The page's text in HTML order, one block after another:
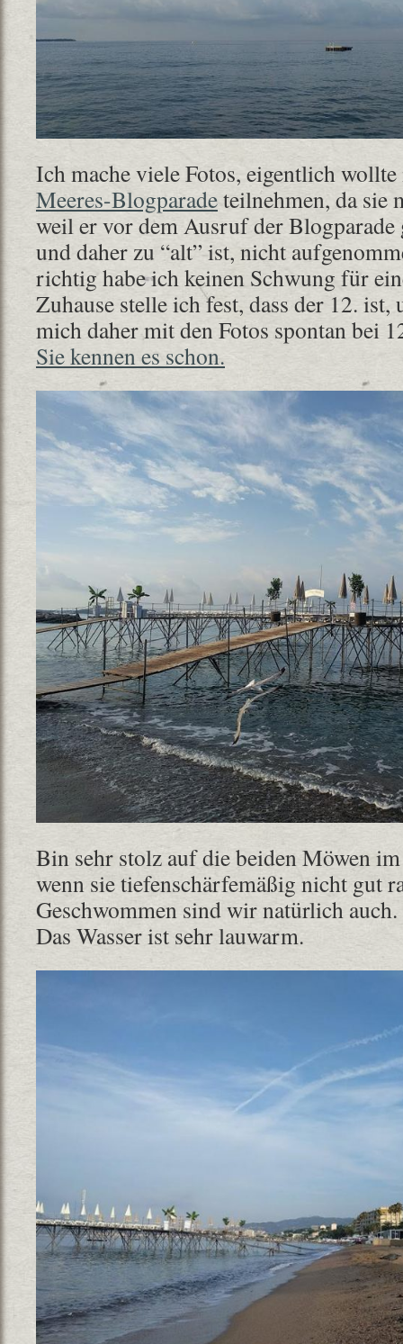
Ich mache viele Fotos, eigentlich
Meeres-Blogparadeteilnehmen, da sie
weil er vor dem Ausruf der Blogparade
und daher zu “alt” ist, nicht
richtig habe ich keinen Schwung für
Zuhause stelle ich fest, dass der 12. ist,
mich daher mit den Fotos spontan bei
Sie kennen es schon.
Bin sehr stolz auf die beiden Möwen
wenn sie tiefenschärfemäßig nicht gut
Geschwommen sind wir natürlich
Das Wasser ist sehr lauwarm.